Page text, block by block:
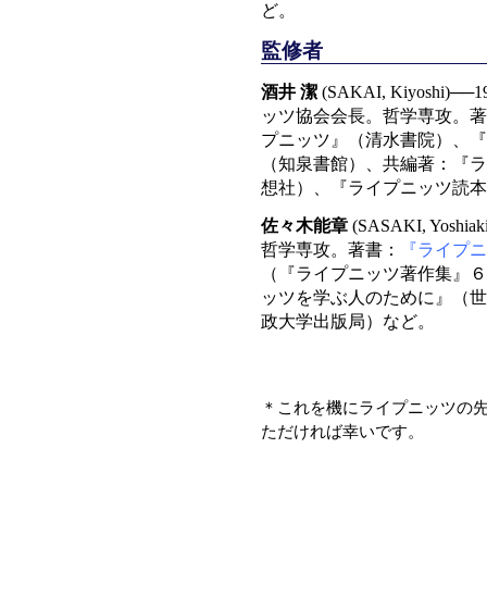
ど。
監修者
酒井 潔 (SAKAI,
ッツ協会会長。哲学専攻。
プニッツ』（清水書院）、
（知泉書館）、共編著：『
想社）、『ライプニッツ読
佐々木能章 (SASAKI,
哲学専攻。著書：
『ライプ
（『ライプニッツ著作集』
ッツを学ぶ人のために』（
政大学出版局）など。
＊これを機にライプニッツの
ただければ幸いです。